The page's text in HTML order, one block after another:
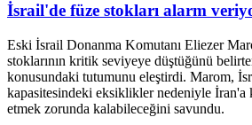
İsrail'de füze stokları alarm
Eski İsrail Donanma Komutanı Eliezer
stoklarının kritik seviyeye düştüğünü
konusundaki tutumunu eleştirdi. Marom,
kapasitesindeki eksiklikler nedeniyle İran'a
etmek zorunda kalabileceğini savundu.